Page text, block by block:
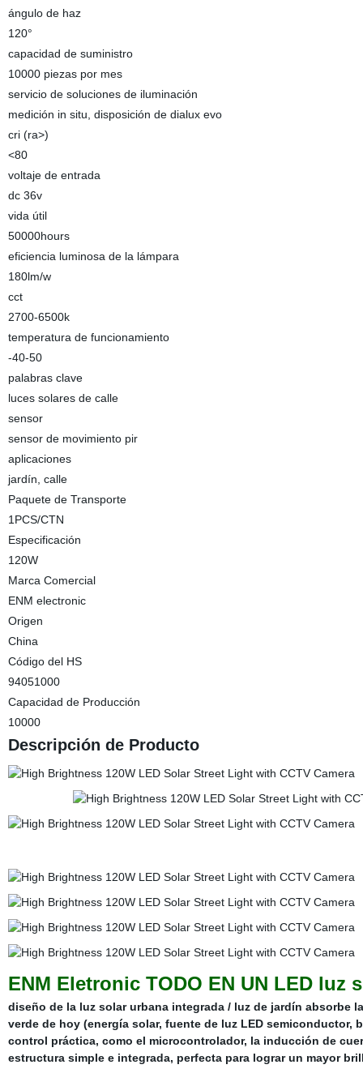
ángulo de haz
120°
capacidad de suministro
10000 piezas por mes
servicio de soluciones de iluminación
medición in situ, disposición de dialux evo
cri (ra>)
<80
voltaje de entrada
dc 36v
vida útil
50000hours
eficiencia luminosa de la lámpara
180lm/w
cct
2700-6500k
temperatura de funcionamiento
-40-50
palabras clave
luces solares de calle
sensor
sensor de movimiento pir
aplicaciones
jardín, calle
Paquete de Transporte
1PCS/CTN
Especificación
120W
Marca Comercial
ENM electronic
Origen
China
Código del HS
94051000
Capacidad de Producción
10000
Descripción de Producto
ENM Eletronic TODO EN UN LED luz
diseño de la luz solar urbana integrada / luz de jardín absorbe
verde de hoy (energía solar, fuente de luz LED
control práctica, como el microcontrolador, la inducción de
estructura simple e integrada, perfecta para lograr un mayor